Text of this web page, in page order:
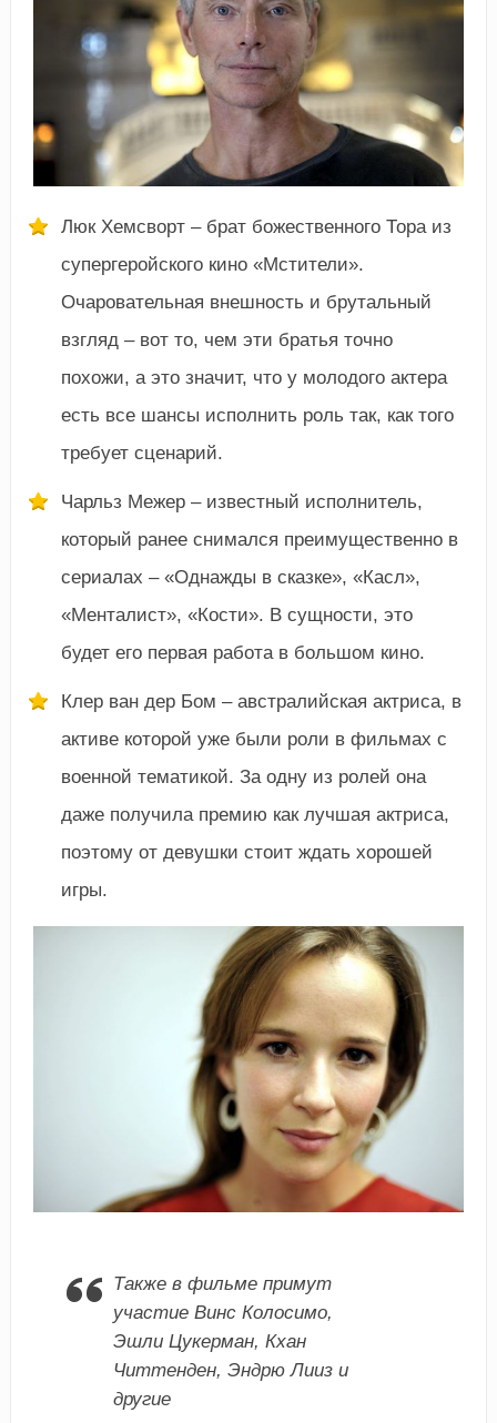
Люк Хемсворт – брат божественного Тора из
супергеройского кино «Мстители».
Очаровательная внешность и брутальный
взгляд – вот то, чем эти братья точно
похожи, а это значит, что у молодого актера
есть все шансы исполнить роль так, как того
требует сценарий.
Чарльз Межер – известный исполнитель,
который ранее снимался преимущественно в
сериалах – «Однажды в сказке», «Касл»,
«Менталист», «Кости». В сущности, это
будет его первая работа в большом кино.
Клер ван дер Бом – австралийская актриса, в
активе которой уже были роли в фильмах с
военной тематикой. За одну из ролей она
даже получила премию как лучшая актриса,
поэтому от девушки стоит ждать хорошей
игры.
Также в фильме примут
участие Винс Колосимо,
Эшли Цукерман, Кхан
Читтенден, Эндрю Лииз и
другие